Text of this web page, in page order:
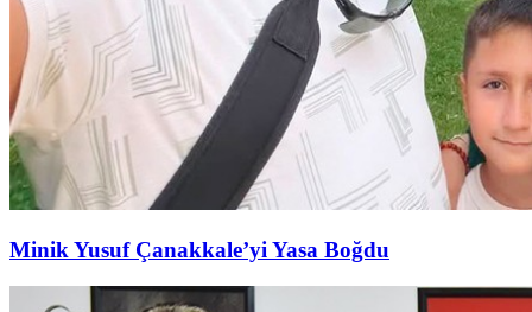
Minik Yusuf Çanakkale’yi Yasa Boğdu